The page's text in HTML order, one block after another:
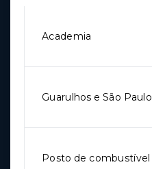
Academia
Guarulhos e São Paulo
Posto de combustível